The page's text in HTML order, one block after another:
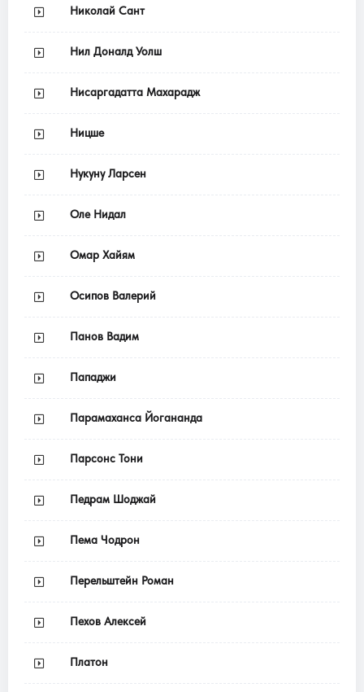
Николай Сант
Нил Доналд Уолш
Нисаргадатта Махарадж
Ницше
Нукуну Ларсен
Оле Нидал
Омар Хайям
Осипов Валерий
Панов Вадим
Пападжи
Парамаханса Йогананда
Парсонс Тони
Педрам Шоджай
Пема Чодрон
Перельштейн Роман
Пехов Алексей
Платон